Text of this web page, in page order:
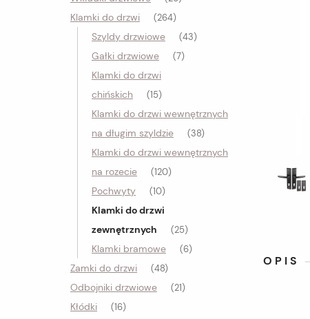
Klamki do drzwi (264)
Szyldy drzwiowe (43)
Gałki drzwiowe (7)
Klamki do drzwi
chińskich
(15)
Klamki do drzwi wewnętrznych
na długim szyldzie
(38)
Klamki do drzwi wewnętrznych
na rozecie
(120)
Pochwyty (10)
Klamki do drzwi
zewnętrznych
(25)
Klamki bramowe (6)
Zamki do drzwi (48)
Odbojniki drzwiowe (21)
Kłódki (16)
OPIS